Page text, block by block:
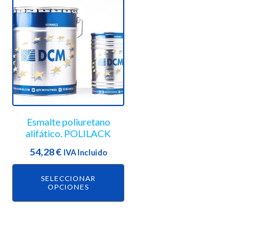
Esmalte poliuretano
alifático. POLILACK
54,28€ IVA Incluido
SELECCIONAR
OPCIONES
producto
tiene
múltiples
variantes.
Las
opciones
se
pueden
elegir
la
de